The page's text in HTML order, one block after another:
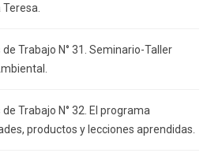
Trabajo N° 31. Seminario-Taller
Trabajo N° 32. El programa
productos y lecciones aprendidas.